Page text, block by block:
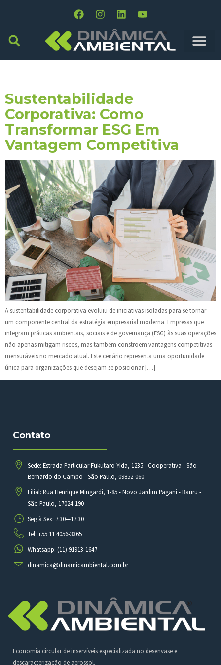
Sustentabilidade
Corporativa: Como
Transformar ESG Em
Vantagem Competitiva
A sustentabilidade corporativa evoluiu de iniciativas isoladas para se tornar
um componente central da estratégia empresarial moderna. Empresas que
integram práticas ambientais, sociais e de governança (ESG) às suas operações
não apenas mitigam riscos, mas também constroem vantagens competitivas
mensuráveis no mercado atual. Este cenário representa uma oportunidade
única para organizações que desejam se posicionar […]
Economia circular de inservíveis especializada no desenvase e
descaracterização de aerossol.
Contato
Sede: Estrada Particular Fukutaro Yida, 1235 - Cooperativa - São
Bernardo do Campo - São Paulo, 09852-060
Filial: Rua Henrique Mingardi, 1-85 - Novo Jardim Pagani - Bauru -
São Paulo, 17024-190
Seg à Sex: 7:30—17:30
Tel: +55 11 4056-3365
Whatsapp: (11) 91913-1647
dinamica@dinamicambiental.com.br